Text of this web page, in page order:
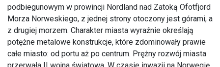
podbiegunowym w prowincji Nordland nad Zatoką Ofotfjord
Morza Norweskiego, z jednej strony otoczony jest górami, a
z drugiej morzem. Charakter miasta wyraźnie określają
potężne metalowe konstrukcje, które zdominowały prawie
całe miasto: od portu aż po centrum. Prężny rozwój miasta